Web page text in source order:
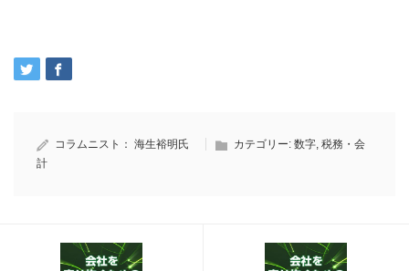
コラムニスト： 海生裕明氏 カテゴリー: 数字 税務・会
計